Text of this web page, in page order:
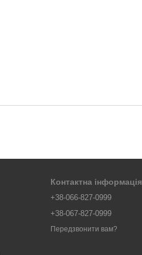
Контактна інформація
+38-066-827-0999
+38-067-827-0999
Передзвонити вам?